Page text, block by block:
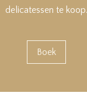
delicatessen te koop.
Boek